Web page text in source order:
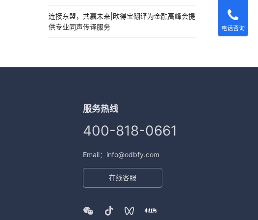
连接东盟，共赢未来|欧得宝翻译为金融高峰会提
供专业同声传译服务
服务热线
400-818-0661
Email：info@odbfy.com
在线客服
电话咨询